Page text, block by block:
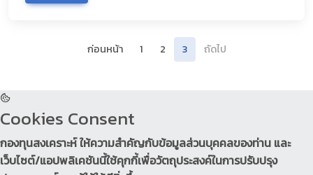
ก่อนหน้า 1 2 3 ถัดไป
Cookies Consent
กองทุนสงเคราะห์ ให้ความสำคัญกับข้อมูลส่วนบุคคลของท่าน และ
เว็บไซต์/แอปพลิเคชันนี้ใช้คุกกี้เพื่อวัตถุประสงค์ในการปรับปรุง